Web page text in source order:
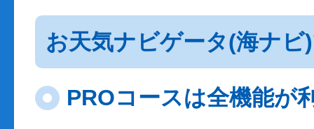
お天気ナビゲータ(海ナビ
PROコースは全機能が